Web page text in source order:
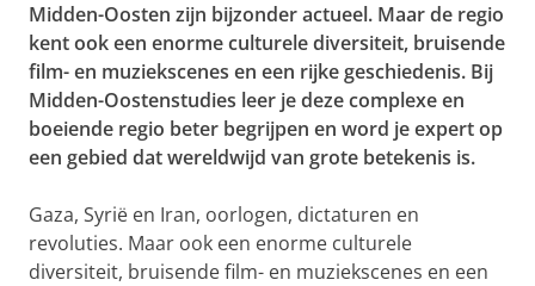
Midden-Oosten zijn bijzonder actueel. Maar de regio
kent ook een enorme culturele diversiteit, bruisende
film- en muziekscenes en een rijke geschiedenis. Bij
Midden-Oostenstudies leer je deze complexe en
boeiende regio beter begrijpen en word je expert op
een gebied dat wereldwijd van grote betekenis is.
Gaza, Syrië en Iran, oorlogen, dictaturen en
revoluties. Maar ook een enorme culturele
diversiteit, bruisende film- en muziekscenes en een